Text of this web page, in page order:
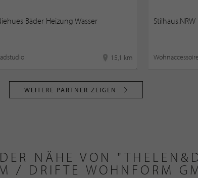
Bäder Heizung Wasser
15,1 km
Stilhaus.NRW
Wohnaccessoire
WEITERE PARTNER ZEIGEN
NÄHE VON
/ DRIFTE WOHNFORM